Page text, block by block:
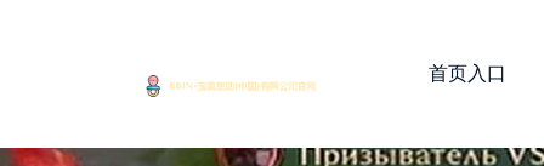
首页入口